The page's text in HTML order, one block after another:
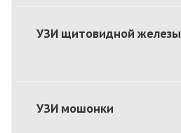
УЗИ щитовидной железы
УЗИ мошонки